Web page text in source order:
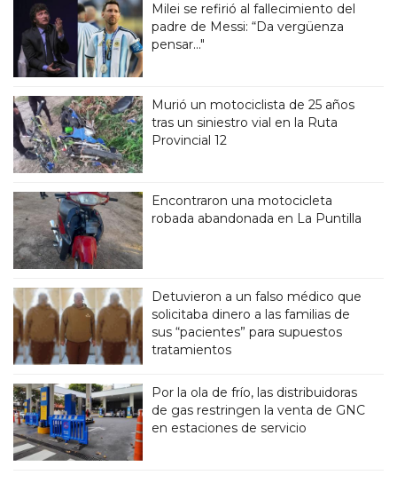
Milei se refirió al fallecimiento del
padre de Messi: “Da vergüenza
pensar..."
Murió un motociclista de 25 años
tras un siniestro vial en la Ruta
Provincial 12
Encontraron una motocicleta
robada abandonada en La Puntilla
Detuvieron a un falso médico que
solicitaba dinero a las familias de
sus “pacientes” para supuestos
tratamientos
Por la ola de frío, las distribuidoras
de gas restringen la venta de GNC
en estaciones de servicio